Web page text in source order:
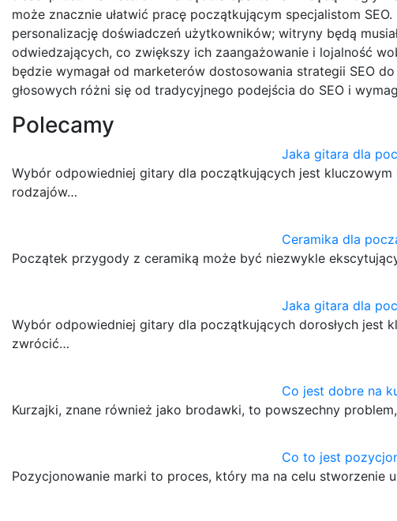
może znacznie ułatwić pracę początkującym specjalistom
personalizację doświadczeń użytkowników; witryny będą
odwiedzających, co zwiększy ich zaangażowanie i lojalność
będzie wymagał od marketerów dostosowania strategii SEO
głosowych różni się od tradycyjnego podejścia do SEO i
Polecamy
Jaka gitara dla
Wybór odpowiedniej gitary dla początkujących jest
rodzajów…
Ceramika dla
Początek przygody z ceramiką może być niezwykle
Jaka gitara dla
Wybór odpowiedniej gitary dla początkujących dorosłych jest
zwrócić…
Co jest dobre na
Kurzajki, znane również jako brodawki, to powszechny
Co to jest
Pozycjonowanie marki to proces, który ma na celu stworzenie